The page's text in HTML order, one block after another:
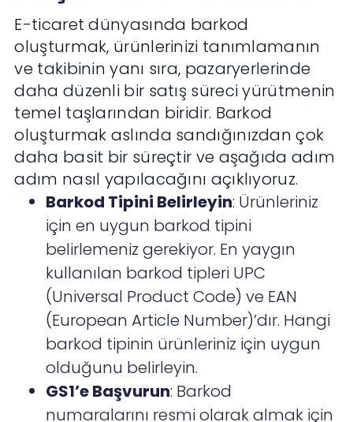
E-ticaret dünyasında barkod
oluşturmak, ürünlerinizi tanımlamanın
ve takibinin yanı sıra, pazaryerlerinde
daha düzenli bir satış süreci yürütmenin
temel taşlarından biridir. Barkod
oluşturmak aslında sandığınızdan çok
daha basit bir süreçtir ve aşağıda adım
adım nasıl yapılacağını açıklıyoruz.
Barkod Tipini Belirleyin: Ürünleriniz
için en uygun barkod tipini
belirlemeniz gerekiyor. En yaygın
kullanılan barkod tipleri UPC
(Universal Product Code) ve EAN
(European Article Number)’dır. Hangi
barkod tipinin ürünleriniz için uygun
olduğunu belirleyin.
GS1’e Başvurun: Barkod
numaralarını resmi olarak almak için